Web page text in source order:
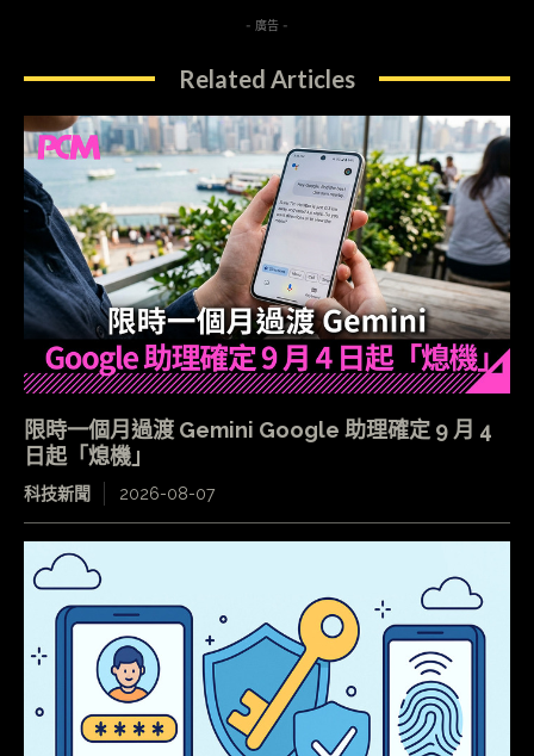
- 廣告 -
Related Articles
限時一個月過渡 Gemini Google 助理確定 9 月 4
日起「熄機」
科技新聞 2026-08-07